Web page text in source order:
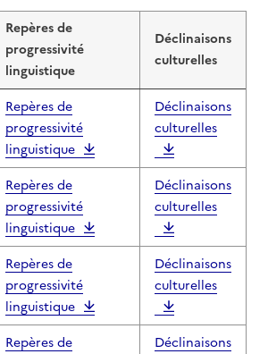
Repères de
progressivité
linguistique
Déclinaisons
culturelles
Repères de
progressivité
linguistique
Déclinaisons
culturelles
Repères de
progressivité
linguistique
Déclinaisons
culturelles
Repères de
progressivité
linguistique
Déclinaisons
culturelles
Repères de
Déclinaisons